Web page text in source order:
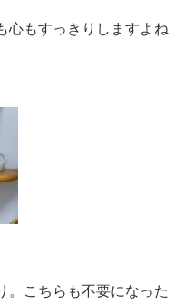
心もすっきりしますよね
。こちらも不要になった